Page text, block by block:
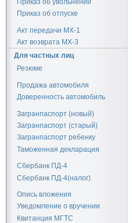
Приказ об увольнении
Приказ об отпуске
Акт передачи МХ-1
Акт возврата МХ-3
Для частных лиц
Резюме
Продажа автомобиля
Доверенность автомобиль
Загранпаспорт (новый)
Загранпаспорт (старый)
Загранпаспорт ребенку
Таможенная декларация
Сбербанк ПД-4
Сбербанк ПД-4(налог)
Опись вложения
Уведомление о вручении
Квитанция МГТС